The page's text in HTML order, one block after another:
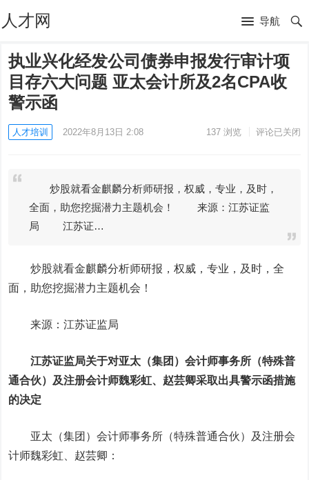
人才网 导航
执业兴化经发公司债券申报发行审计项
目存六大问题 亚太会计所及2名CPA收
警示函
人才培训 2022年8月13日 2:08 137浏览 评论已关闭
炒股就看金麒麟分析师研报，权威，专业，及时，
全面，助您挖掘潜力主题机会！ 来源：江苏证监
局 江苏证…
炒股就看金麒麟分析师研报，权威，专业，及时，全
面，助您挖掘潜力主题机会！
来源：江苏证监局
江苏证监局关于对亚太（集团）会计师事务所（特殊普
通合伙）及注册会计师魏彩虹、赵芸卿采取出具警示函措施
的决定
亚太（集团）会计师事务所（特殊普通合伙）及注册会
计师魏彩虹、赵芸卿：